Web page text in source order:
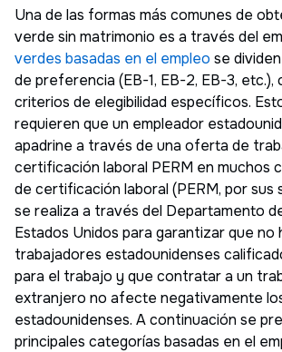
Una de las formas más comunes de
verde sin matrimonio es a través del
verdes basadas en el empleo se
de preferencia (EB-1, EB-2, EB-3, etc.),
criterios de elegibilidad específicos.
requieren que un empleador
apadrine a través de una oferta de
certificación laboral PERM en muchos
de certificación laboral (PERM, por sus
se realiza a través del Departamento
Estados Unidos para garantizar que no
trabajadores estadounidenses
para el trabajo y que contratar a un
extranjero no afecte negativamente
estadounidenses. A continuación se
principales categorías basadas en el